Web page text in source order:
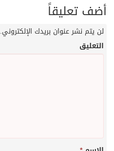
أضف تعليقاً
لن يتم نشر عنوان بريدك الإلكتروني.
التعليق